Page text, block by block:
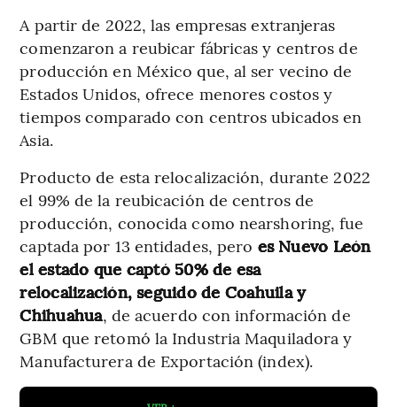
A partir de 2022, las empresas extranjeras
comenzaron a reubicar fábricas y centros de
producción en México que, al ser vecino de
Estados Unidos, ofrece menores costos y
tiempos comparado con centros ubicados en
Asia.
Producto de esta relocalización, durante 2022
el 99% de la reubicación de centros de
producción, conocida como nearshoring, fue
captada por 13 entidades, pero es Nuevo León
el estado que captó 50% de esa
relocalización, seguido de Coahuila y
Chihuahua, de acuerdo con información de
GBM que retomó la Industria Maquiladora y
Manufacturera de Exportación (index).